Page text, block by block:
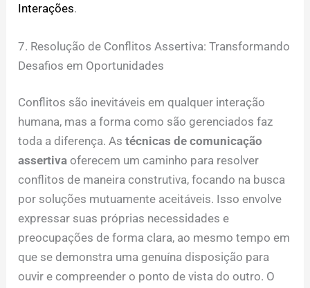
Interações.
7. Resolução de Conflitos Assertiva: Transformando
Desafios em Oportunidades
Conflitos são inevitáveis em qualquer interação
humana, mas a forma como são gerenciados faz
toda a diferença. Astécnicas de comunicação
assertiva oferecem um caminho para resolver
conflitos de maneira construtiva, focando na busca
por soluções mutuamente aceitáveis. Isso envolve
expressar suas próprias necessidades e
preocupações de forma clara, ao mesmo tempo em
que se demonstra uma genuína disposição para
ouvir e compreender o ponto de vista do outro. O